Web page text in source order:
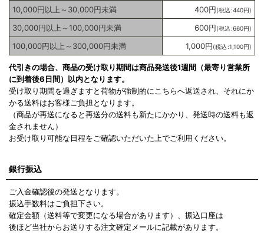
10,000円以上～30,000円未満 400円(税込:440円)
30,000円以上～100,000円未満 600円(税込:660円)
100,000円以上～300,000円未満 1,000円(税込:1,100円)
代引きの場合、商品の受け取り期間は商品発送後1週間（最寄り営業所
に到着後6日間）以内となります。
受け取り期間を過ぎますと荷物が強制的にこちらへ返送され、それにか
かる送料はお客様ご負担となります。
（商品が再送になると再送分の送料も新たにかかり、発送時の送料も返
金されません）
お受け取り可能な日程をご確認いただいた上でご利用ください。
銀行振込
ご入金確認後の発送となります。
振込手数料はご負担下さい。
確定金額（送料等で変更になる場合があります）、振込口座は
後ほど当社からお送りする注文確定メールに記載があります。